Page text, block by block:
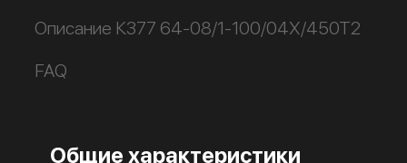
Описание К377 64-08/1-100/04Х/450Т2
FAQ
Общие характеристики